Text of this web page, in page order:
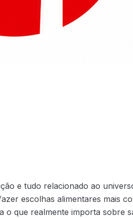
e tudo relacionado ao
escolhas alimentares mais
que realmente importa